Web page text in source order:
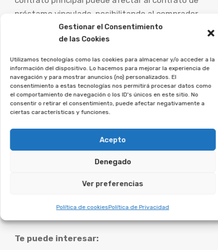
Gestionar el Consentimiento
de las Cookies
Utilizamos tecnologías como las cookies para almacenar y/o acceder a la
información del dispositivo. Lo hacemos para mejorar la experiencia de
navegación y para mostrar anuncios (no) personalizados. El
consentimiento a estas tecnologías nos permitirá procesar datos como
el comportamiento de navegación o los ID's únicos en este sitio. No
consentir o retirar el consentimiento, puede afectar negativamente a
ciertas características y funciones.
Acepto
Denegado
Ver preferencias
Política de cookiesPolítica de Privacidad
préstamo vinculado, posibilitando al comprador
recuperar gran parte o la totalidad del dinero
Es esencial que las personas afectadas por este
tipo de contratos busquen ayuda jurídica
experta para evaluar su caso particular y
explorar las posibilidades de demanda.
Desde la Asociación Afeban
asesoramos a quienes
firmaron este tipo de contratos
compromiso, y lo estudiaremos en detalle.
Te puede interesar: